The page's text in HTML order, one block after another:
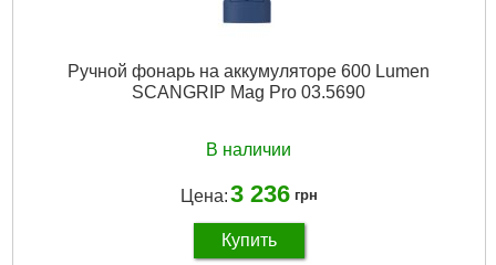
Ручной фонарь на аккумуляторе 600 Lumen
SCANGRIP Mag Pro 03.5690
В наличии
Цена:3 236 грн
Купить